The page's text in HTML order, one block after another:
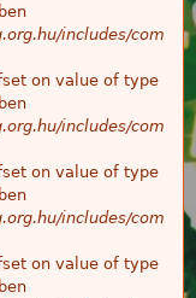
includes/com
on value of type
includes/com
on value of type
includes/com
on value of type